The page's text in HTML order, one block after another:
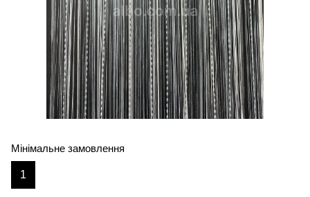
Мінімальне замовлення
1